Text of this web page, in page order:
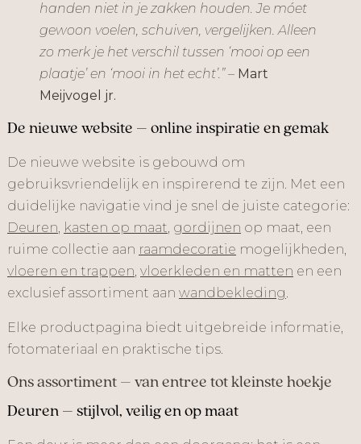
handen niet in je zakken houden. Je móet
gewoon voelen, schuiven, vergelijken. Alleen
zo merk je het verschil tussen ‘mooi op een
plaatje’ en ‘mooi in het echt’.”– Mart
Meijvogel jr.
De nieuwe website – online inspiratie en gemak
De nieuwe website is gebouwd om
gebruiksvriendelijk en inspirerend te zijn. Met een
duidelijke navigatie vind je snel de juiste categorie:
Deuren, kasten op maat, gordijnen op maat, een
ruime collectie aan raamdecoratie mogelijkheden,
vloeren en trappen, vloerkleden en matten en een
exclusief assortiment aan wandbekleding.
Elke productpagina biedt uitgebreide informatie,
fotomateriaal en praktische tips.
Ons assortiment – van entree tot kleinste hoekje
Deuren – stijlvol, veilig en op maat